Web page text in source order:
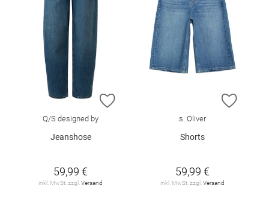
ZUR WUNSCHLISTE HINZUFÜGEN
Q/S designed by
Jeanshose
59,99 €
inkl. MwSt. zzgl. Versand
ZUR
s. Oliver
Shorts
59,99 €
inkl. MwSt. zzgl. Versand